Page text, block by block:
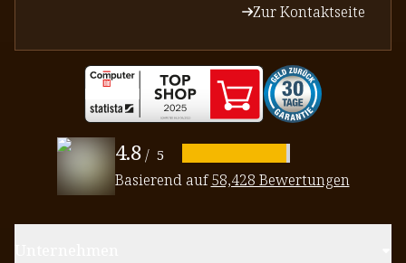
Zur Kontaktseite
4.8 / 5
Basierend auf58,428 Bewertungen